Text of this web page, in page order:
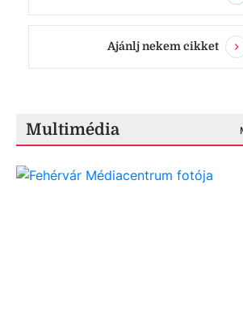
Ajánlj nekem cikket
Multimédia